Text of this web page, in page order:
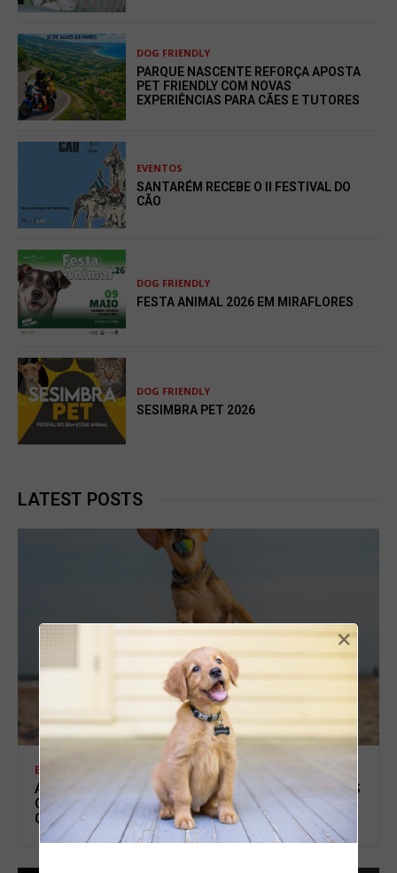
DOG FRIENDLY
PARQUE NASCENTE REFORÇA APOSTA
PET FRIENDLY COM NOVAS
EXPERIÊNCIAS PARA CÃES E TUTORES
EVENTOS
SANTARÉM RECEBE O II FESTIVAL DO
CÃO
DOG FRIENDLY
FESTA ANIMAL 2026 EM MIRAFLORES
DOG FRIENDLY
SESIMBRA PET 2026
LATEST POSTS
BLOG
ANSIEDADE NOS ANIMAIS NAS FÉRIAS: OS SINAIS
QUE MUITOS TUTORES IGNORAM EM CÃES E
GATOS
×